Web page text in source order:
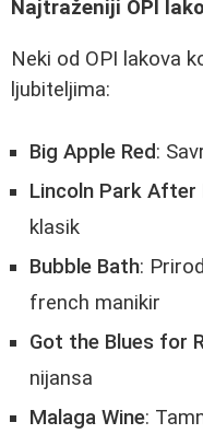
Najtraženiji OPI
Neki od OPI lakova
ljubiteljima:
Big Apple Red:
Lincoln Park After
klasik
Bubble Bath:
french manikir
Got the Blues for
nijansa
Malaga Wine: